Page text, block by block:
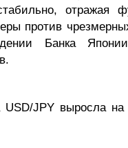
отражая
против
Банка
JPY выросла